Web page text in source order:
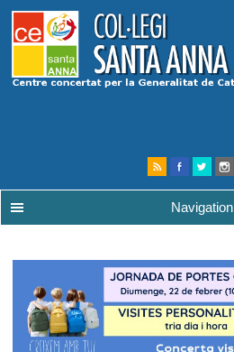
Navigation